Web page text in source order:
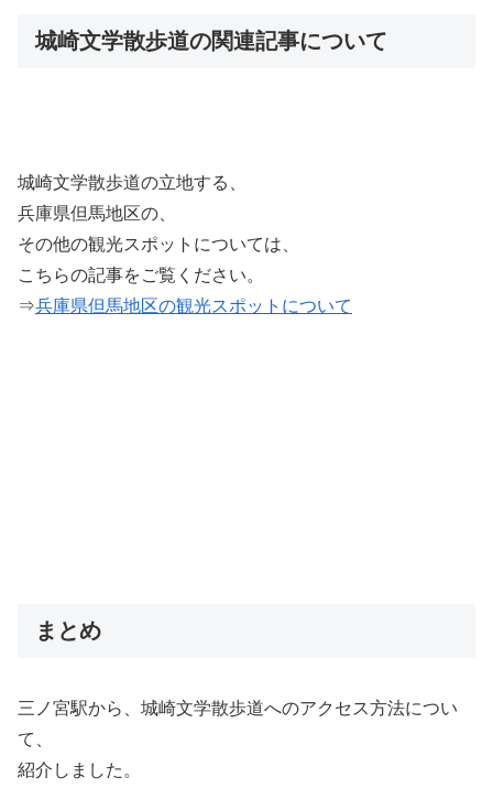
城崎文学散歩道の関連記事について
城崎文学散歩道の立地する、
兵庫県但馬地区の、
その他の観光スポットについては、
こちらの記事をご覧ください。
⇒兵庫県但馬地区の観光スポットについて
まとめ
三ノ宮駅から、城崎文学散歩道へのアクセス方法につい
て、
紹介しました。